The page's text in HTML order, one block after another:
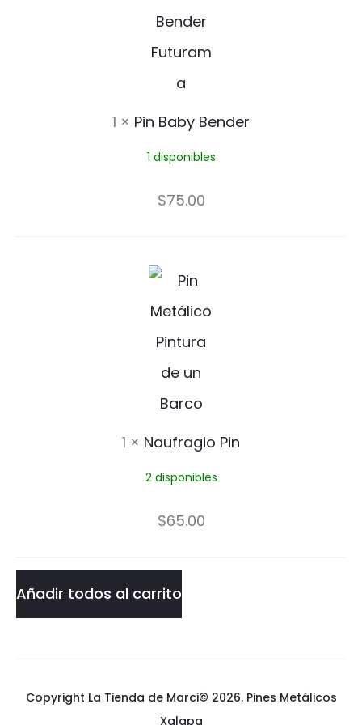
i
n
n
B
a
y
B
e
e
r
1 × Pin Baby Bender
1 disponibles
$75.00
N
a
u
f
r
i
o
1 × Naufragio Pin
2 disponibles
$65.00
Añadir todos al carrito
Copyright La Tienda de Marci© 2026.Pines Metálicos
Xalapa